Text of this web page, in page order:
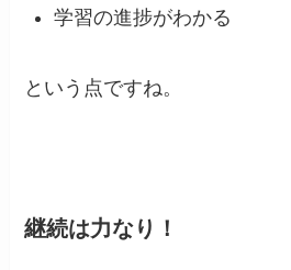
学習の進捗がわかる
という点ですね。
継続は力なり！